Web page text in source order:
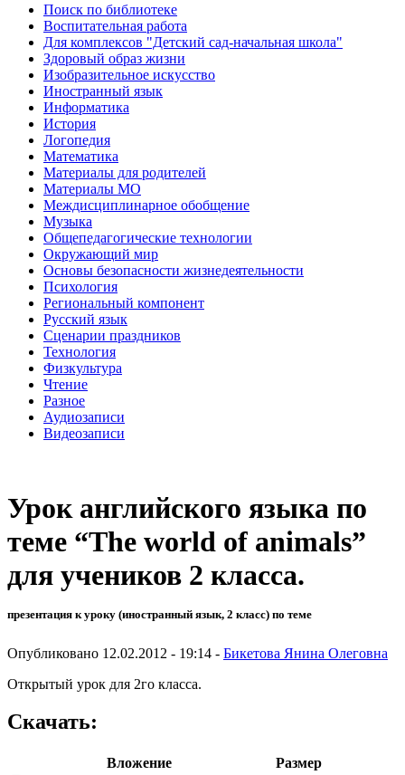
Поиск по библиотеке
Воспитательная работа
Для комплексов "Детский сад-начальная школа"
Здоровый образ жизни
Изобразительное искусство
Иностранный язык
Информатика
История
Логопедия
Математика
Материалы для родителей
Материалы МО
Междисциплинарное обобщение
Музыка
Общепедагогические технологии
Окружающий мир
Основы безопасности жизнедеятельности
Психология
Региональный компонент
Русский язык
Сценарии праздников
Технология
Физкультура
Чтение
Разное
Аудиозаписи
Видеозаписи
Урок английского языка по
теме “The world of animals”
для учеников 2 класса.
презентация к уроку (иностранный язык, 2 класс) по теме
Опубликовано 12.02.2012 - 19:14 - Бикетова Янина Олеговна
Открытый урок для 2го класса.
Скачать:
Вложение
Размер